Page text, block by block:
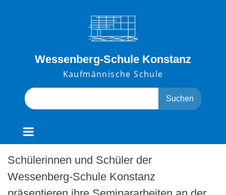
Wessenberg-Schule Konstanz
Kaufmännische Schule
Search
for:
Schülerinnen und Schüler der
Wessenberg-Schule Konstanz